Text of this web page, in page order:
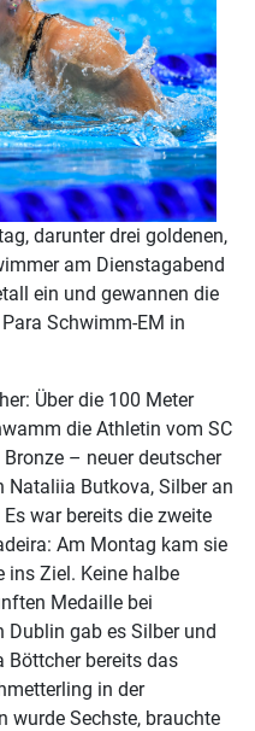
darunter drei goldenen,
am Dienstagabend
ein und gewannen die
Schwimm-EM in
Über die 100 Meter
die Athletin vom SC
– neuer deutscher
Nataliia Butkova, Silber an
war bereits die zweite
Am Montag kam sie
ins Ziel. Keine halbe
Medaille bei
Dublin gab es Silber und
Böttcher bereits das
in der
wurde Sechste, brauchte